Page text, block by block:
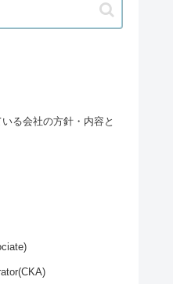
る会社の方針・内容と